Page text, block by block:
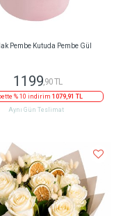
Pembe Kutuda Pembe Gül
1199 ,90 TL
% 10 indirim 1079,91 TL
Aynı Gün Teslimat